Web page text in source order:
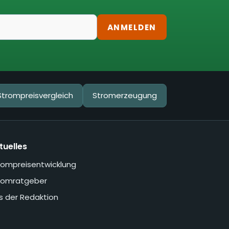
ANMELDEN
Stromerzeugung
der Redaktion